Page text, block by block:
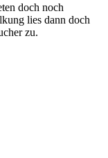
doch noch
lies dann doch
zu.